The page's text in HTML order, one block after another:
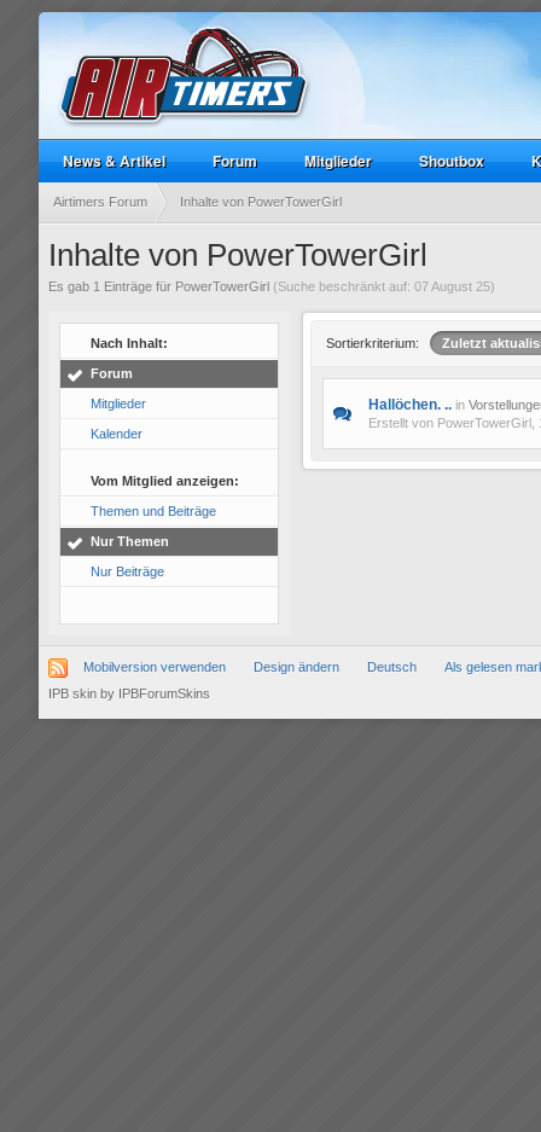
News & Artikel Forum Mitglieder Shoutbox
Airtimers Forum Inhalte von PowerTowerGirl
Inhalte von PowerTowerGirl
Es gab 1 Einträge für PowerTowerGirl (Suche beschränkt auf: 07 August 25)
Nach Inhalt:
Forum
Mitglieder
Kalender
Vom Mitglied anzeigen:
Themen und Beiträge
Nur Themen
Nur Beiträge
Sortierkriterium: Zuletzt
Hallöchen. .. in
Erstellt von PowerTowerGirl
Mobilversion verwenden Design ändern Deutsch
Als gelesen
IPB skin by IPBForumSkins